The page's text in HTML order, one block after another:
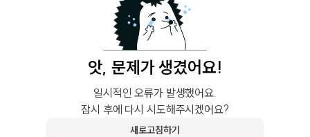
앗, 문제가 생겼어요!
일시적인 오류가 발생했어요.
잠시 후에 다시 시도해주시겠어요?
새로고침하기